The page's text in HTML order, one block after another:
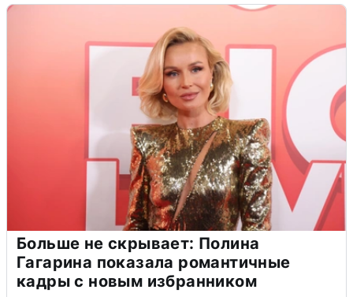
Больше не скрывает: Полина
Гагарина показала романтичные
кадры с новым избранником